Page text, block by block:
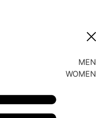
MEN
WOMEN